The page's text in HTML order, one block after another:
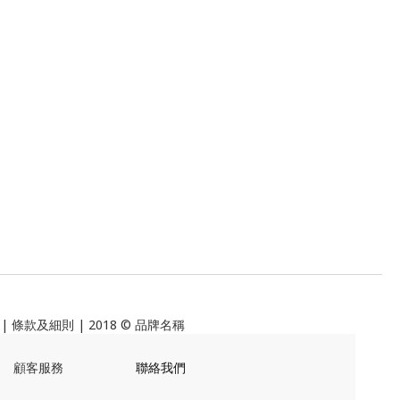
| 條款及細則 | 2018 © 品牌名稱
顧客服務 聯絡我們